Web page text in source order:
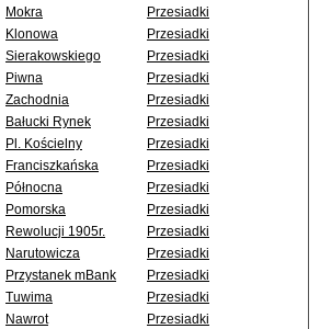
Mokra
Przesiadki
Klonowa
Przesiadki
Sierakowskiego
Przesiadki
Piwna
Przesiadki
Zachodnia
Przesiadki
Bałucki Rynek
Przesiadki
Pl. Kościelny
Przesiadki
Franciszkańska
Przesiadki
Północna
Przesiadki
Pomorska
Przesiadki
Rewolucji 1905r.
Przesiadki
Narutowicza
Przesiadki
Przystanek mBank
Przesiadki
Tuwima
Przesiadki
Nawrot
Przesiadki